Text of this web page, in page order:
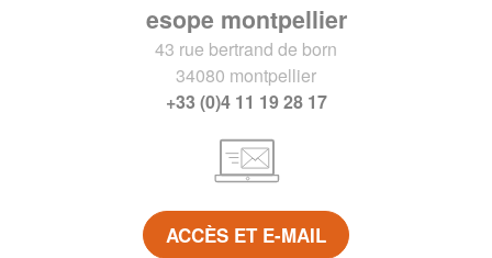
esope montpellier
43 rue bertrand de born
34080 montpellier
+33 (0)4 11 19 28 17
ACCÈS ET E-MAIL